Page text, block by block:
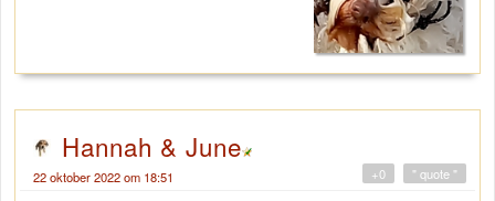
Hannah & June
22 oktober 2022 om 18:51 " quote "
+0